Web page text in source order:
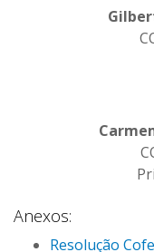
Anexos:
Resolução